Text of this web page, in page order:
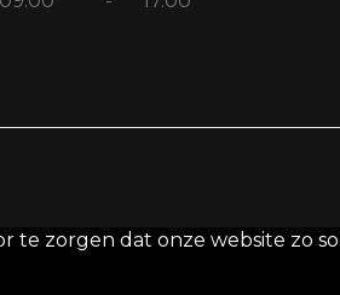
te zorgen dat onze website zo